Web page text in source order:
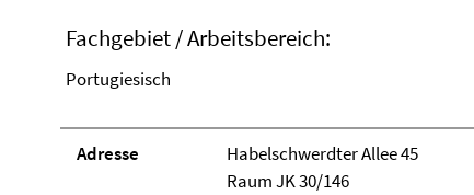
Fachgebiet / Arbeitsbereich:
Portugiesisch
Adresse
Habelschwerdter Allee 45
Raum JK 30/146